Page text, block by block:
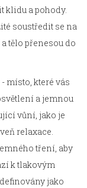
klidu a pohody.
soustředit se na
tělo přenesou do
místo, které vás
a jemnou
vůní, jako je
relaxace.
tření, aby
k tlakovým
jako